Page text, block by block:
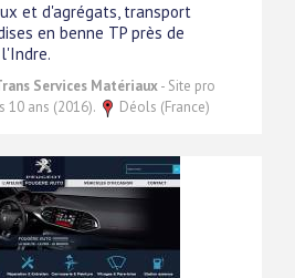
et d'agrégats, transport
en benne TP près de
Services Matériaux- Site pro
10 ans (2016).
Déols (France)